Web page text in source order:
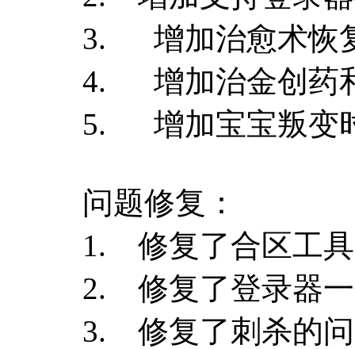
3. 增加治愈术恢
4. 增加治金创药
5. 增加宝宝叛变
问题修复：
1. 修复了合区工
2. 修复了登录器
3. 修复了刺杀的